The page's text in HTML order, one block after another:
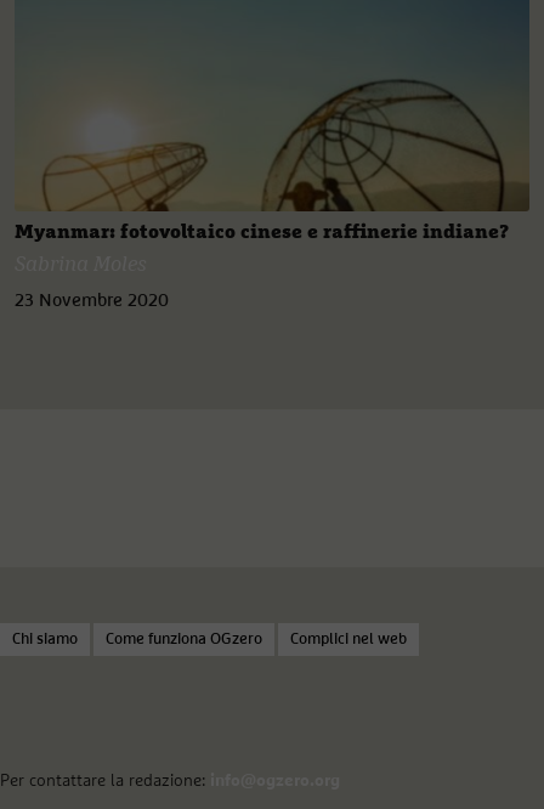
Myanmar: fotovoltaico cinese e raffinerie indiane?
23 Novembre 2020
Chi siamo Come funziona OGzero Complici nel web
Per contattare la redazione: